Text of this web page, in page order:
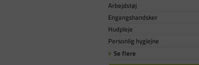
Arbejdstøj
Engangshandsker
Hudpleje
Personlig hygiejne
Se flere